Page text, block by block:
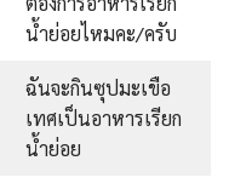
น้ำย่อยไหมคะ/ครับ
ฉันจะกินซุปมะเขือ
เทศเป็นอาหารเรียก
น้ำย่อย